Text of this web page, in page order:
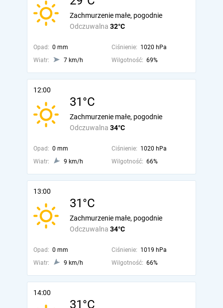
Odczuwalna 32°C
Zachmurzenie małe, pogodnie
Opad: 0 mm Ciśnienie: 1020 hPa
Wiatr:
7 km/h Wilgotność: 69%
12:00
31°C
Odczuwalna 34°C
Zachmurzenie małe, pogodnie
Opad: 0 mm Ciśnienie: 1020 hPa
Wiatr:
9 km/h Wilgotność: 66%
13:00
31°C
Odczuwalna 34°C
Zachmurzenie małe, pogodnie
Opad: 0 mm Ciśnienie: 1019 hPa
Wiatr:
9 km/h Wilgotność: 66%
14:00
31°C